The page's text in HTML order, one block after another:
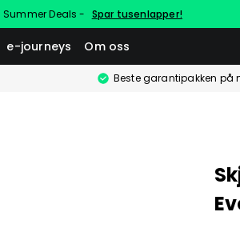
Summer Deals - Spar tusenlapper!
e-journeys Om oss
Beste garantipakken på